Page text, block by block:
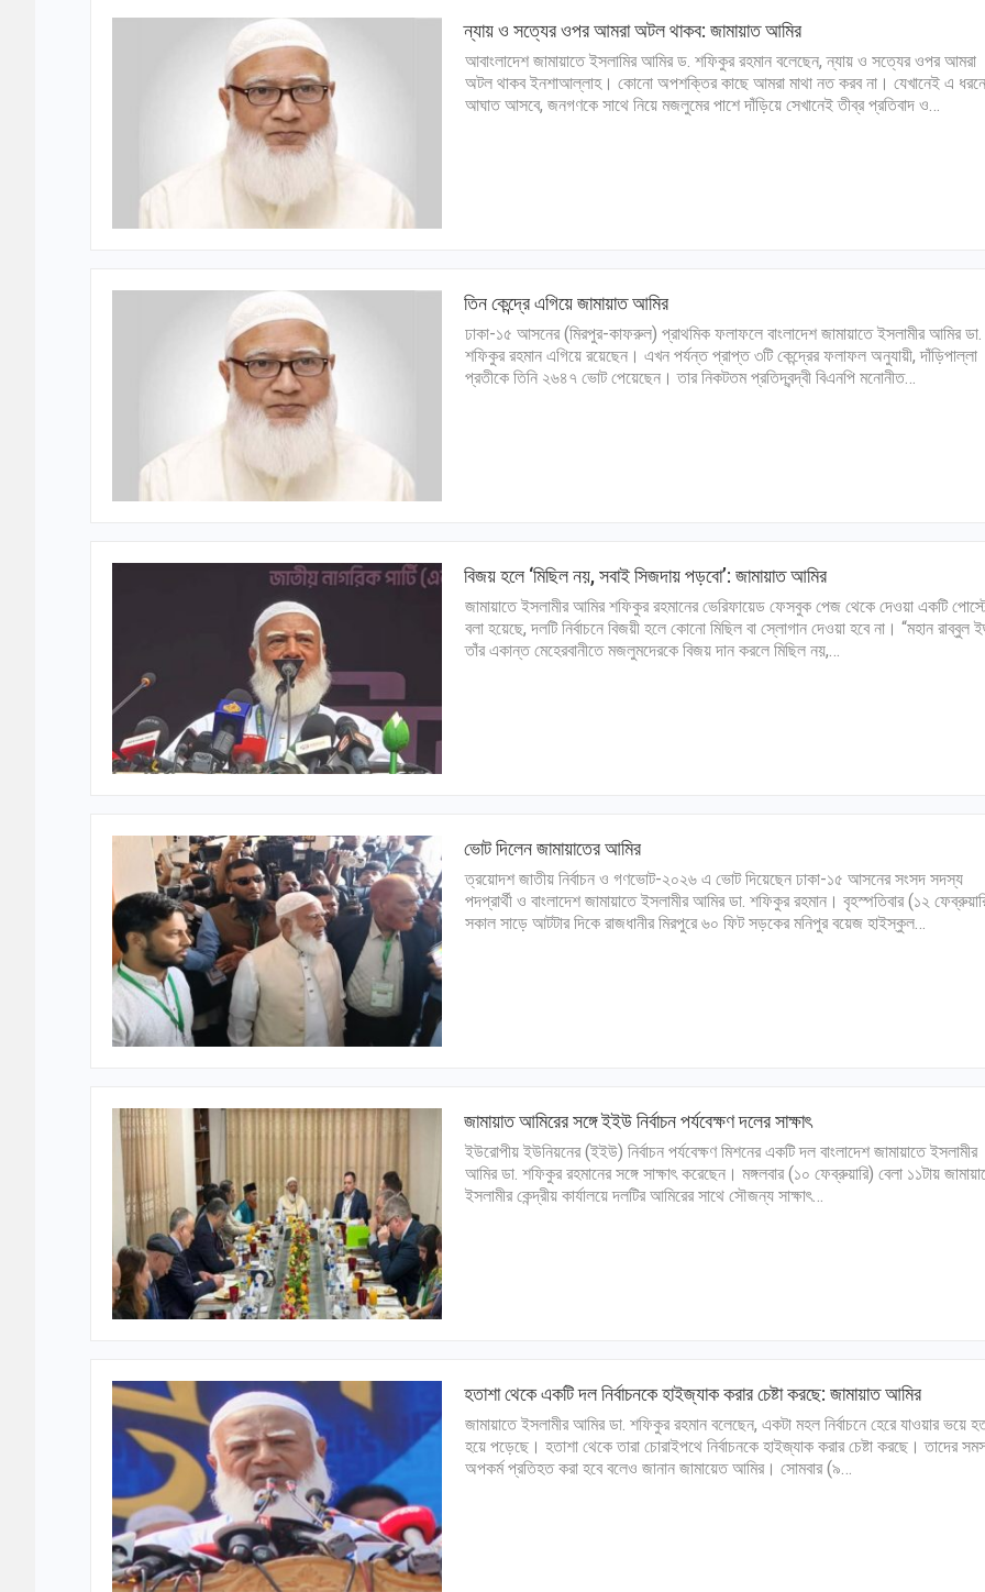
ন্যায় ও সত্যের ওপর আমরা অটল থাকব: জামায়াত আমির
আবাংলাদেশ জামায়াতে ইসলামির আমির ড. শফিকুর রহমান বলেছেন, ন্যায় ও সত্যের ওপর আমরা
অটল থাকব ইনশাআল্লাহ। কোনো অপশক্তির কাছে আমরা মাথা নত করব না। যেখানেই এ
আঘাত আসবে, জনগণকে সাথে নিয়ে মজলুমের পাশে দাঁড়িয়ে সেখানেই তীব্র প্রতিবাদ ও…
তিন কেন্দ্রে এগিয়ে জামায়াত আমির
ঢাকা-১৫ আসনের (মিরপুর-কাফরুল) প্রাথমিক ফলাফলে বাংলাদেশ জামায়াতে ইসলামীর আমির ডা.
শফিকুর রহমান এগিয়ে রয়েছেন। এখন পর্যন্ত প্রাপ্ত ৩টি কেন্দ্রের ফলাফল অনুযায়ী, দাঁড়িপাল্লা
প্রতীকে তিনি ২৬৪৭ ভোট পেয়েছেন। তার নিকটতম প্রতিদ্বন্দ্বী বিএনপি মনোনীত…
বিজয় হলে ‘মিছিল নয়, সবাই সিজদায় পড়বো’: জামায়াত আমির
জামায়াতে ইসলামীর আমির শফিকুর রহমানের ভেরিফায়েড ফেসবুক পেজ থেকে দেওয়া একটি
বলা হয়েছে, দলটি নির্বাচনে বিজয়ী হলে কোনো মিছিল বা স্লোগান দেওয়া হবে না। “মহান রাব্বুল
তাঁর একান্ত মেহেরবানীতে মজলুমদেরকে বিজয় দান করলে মিছিল নয়,…
ভোট দিলেন জামায়াতের আমির
ত্রয়োদশ জাতীয় নির্বাচন ও গণভোট-২০২৬ এ ভোট দিয়েছেন ঢাকা-১৫ আসনের সংসদ সদস্য
পদপ্রার্থী ও বাংলাদেশ জামায়াতে ইসলামীর আমির ডা. শফিকুর রহমান। বৃহস্পতিবার (১২
সকাল সাড়ে আটটার দিকে রাজধানীর মিরপুরে ৬০ ফিট সড়কের মনিপুর বয়েজ হাইস্কুল…
জামায়াত আমিরের সঙ্গে ইইউ নির্বাচন পর্যবেক্ষণ দলের সাক্ষাৎ
ইউরোপীয় ইউনিয়নের (ইইউ) নির্বাচন পর্যবেক্ষণ মিশনের একটি দল বাংলাদেশ জামায়াতে ইসলামীর
আমির ডা. শফিকুর রহমানের সঙ্গে সাক্ষাৎ করেছেন। মঙ্গলবার (১০ ফেব্রুয়ারি) বেলা ১১টায়
ইসলামীর কেন্দ্রীয় কার্যালয়ে দলটির আমিরের সাথে সৌজন্য সাক্ষাৎ…
হতাশা থেকে একটি দল নির্বাচনকে হাইজ্যাক করার চেষ্টা করছে: জামায়াত আমির
জামায়াতে ইসলামীর আমির ডা. শফিকুর রহমান বলেছেন, একটা মহল নির্বাচনে হেরে যাওয়ার ভয়ে
হয়ে পড়েছে। হতাশা থেকে তারা চোরাইপথে নির্বাচনকে হাইজ্যাক করার চেষ্টা করছে। তাদের
অপকর্ম প্রতিহত করা হবে বলেও জানান জামায়েত আমির। সোমবার (৯…